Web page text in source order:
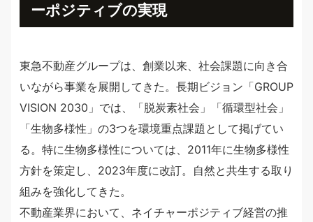
ーポジティブの実現
東急不動産グループは、創業以来、社会課題に向き合
いながら事業を展開してきた。長期ビジョン「GROUP
VISION 2030」では、「脱炭素社会」「循環型社会」
「生物多様性」の3つを環境重点課題として掲げてい
る。特に生物多様性については、2011年に生物多様性
方針を策定し、2023年度に改訂。自然と共生する取り
組みを強化してきた。
不動産業界において、ネイチャーポジティブ経営の推